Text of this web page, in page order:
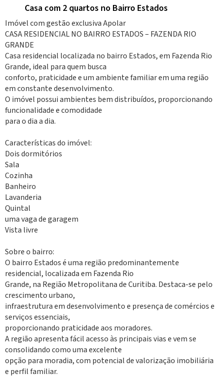
Casa com 2 quartos no Bairro Estados
Imóvel com gestão exclusiva Apolar
CASA RESIDENCIAL NO BAIRRO ESTADOS – FAZENDA RIO
GRANDE
Casa residencial localizada no bairro Estados, em Fazenda Rio
Grande, ideal para quem busca
conforto, praticidade e um ambiente familiar em uma região
em constante desenvolvimento.
O imóvel possui ambientes bem distribuídos, proporcionando
funcionalidade e comodidade
para o dia a dia.
Características do imóvel:
Dois dormitórios
Sala
Cozinha
Banheiro
Lavanderia
Quintal
uma vaga de garagem
Vista livre
Sobre o bairro:
O bairro Estados é uma região predominantemente
residencial, localizada em Fazenda Rio
Grande, na Região Metropolitana de Curitiba. Destaca-se pelo
crescimento urbano,
infraestrutura em desenvolvimento e presença de comércios e
serviços essenciais,
proporcionando praticidade aos moradores.
A região apresenta fácil acesso às principais vias e vem se
consolidando como uma excelente
opção para moradia, com potencial de valorização imobiliária
e perfil familiar.